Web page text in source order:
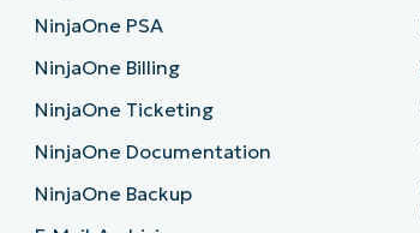
NinjaOne PSA
NinjaOne Billing
NinjaOne Ticketing
NinjaOne Documentation
NinjaOne Backup